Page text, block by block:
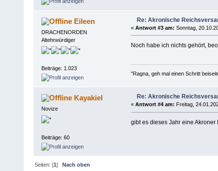
Eileen
DRACHENORDEN
Altehrwürdiger
Beiträge: 1.023
Re: Akronische
« Antwort #3 am: Sonntag,
Noch habe ich nichts gehört,
"Ragna, geh mal einen Schritt
Kayakiel
Novize
Beiträge: 60
Re: Akronische
« Antwort #4 am: Freitag,
gibt es dieses Jahr eine
Seiten: [1]Nach oben